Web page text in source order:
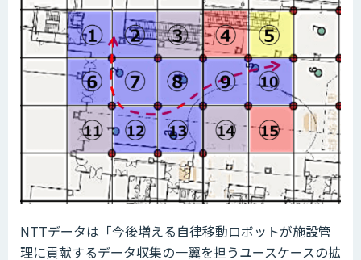
NTTデータは「今後増える自律移動ロボットが施設管
理に貢献するデータ収集の一翼を担うユースケースの拡